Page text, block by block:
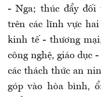
- Nga; thúc đẩy đối
trên các lĩnh vực
kinh tế - thương
công nghệ, giáo dục
các thách thức an
góp vào hòa bình,